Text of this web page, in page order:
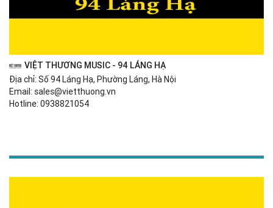
VIỆT THƯƠNG MUSIC - 94 LÁNG HẠ
Địa chỉ: Số 94 Láng Hạ, Phường Láng, Hà Nội
Email: sales@vietthuong.vn
Hotline: 0938821054